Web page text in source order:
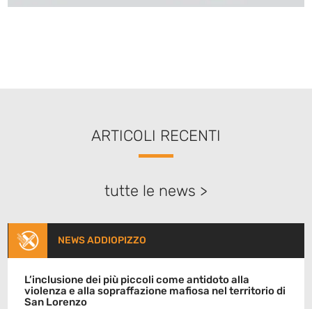
ARTICOLI RECENTI
tutte le news >
NEWS ADDIOPIZZO
L’inclusione dei più piccoli come antidoto alla
violenza e alla sopraffazione mafiosa nel territorio di
San Lorenzo